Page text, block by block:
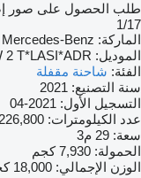
طلب الحصول على صور
1/17
الماركة: Mercedes-Benz
الموديل: 2 T*LASI*ADR
الفئة: شاحنة مقفلة
سنة التصنيع: 2021
التسجيل الأول: 2021-04
عدد الكيلومترات: 226,800 كم
سعة: 29 م3
الحمولة: 7,930 كجم
الوزن الإجمالي: 18,000 كجم